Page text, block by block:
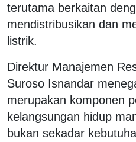
terutama berkaitan
mendistribusikan dan
listrik.
Direktur Manajemen
Suroso Isnandar
merupakan komponen
kelangsungan hidup
bukan sekadar